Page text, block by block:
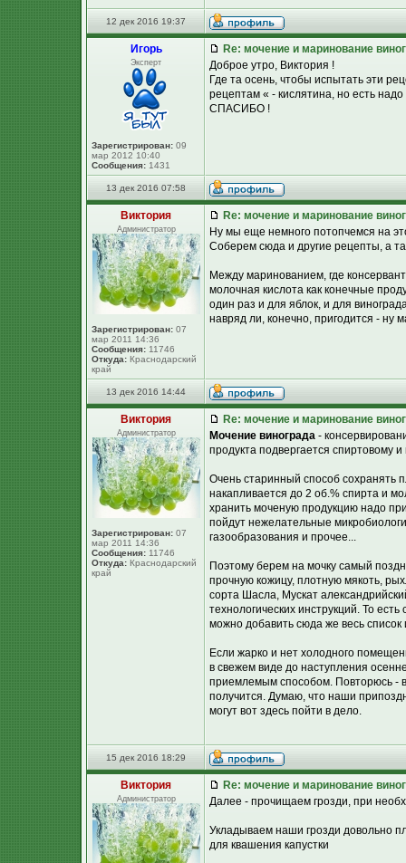
12 дек 2016 19:37
Игорь
Эксперт
Зарегистрирован: 09
мар 2012 10:40
Сообщения: 1431
Re: мочение и маринование
Доброе утро, Виктория !
Где та осень, чтобы испытать эти
рецептам « - кислятина, но есть
СПАСИБО !
13 дек 2016 07:58
Виктория
Администратор
Зарегистрирован: 07
мар 2011 14:36
Сообщения: 11746
Откуда: Краснодарский
край
Re: мочение и маринование
Ну мы еще немного потопчемся на
Соберем сюда и другие рецепты, а
Между маринованием, где
молочная кислота как конечные
один раз и для яблок, и для
навряд ли, конечно, пригодится - ну
13 дек 2016 14:44
Виктория
Администратор
Зарегистрирован: 07
мар 2011 14:36
Сообщения: 11746
Откуда: Краснодарский
край
Re: мочение и маринование
Мочение винограда -
продукта подвергается спиртовому
Очень старинный способ сохранять
накапливается до 2 об.% спирта и
хранить моченую продукцию надо
пойдут нежелательные
газообразования и прочее...
Поэтому берем на мочку самый
прочную кожицу, плотную мякоть,
сорта Шасла, Мускат
технологических инструкций. То
можно добавить сюда же весь
Если жарко и нет холодного
в свежем виде до наступления
приемлемым способом. Повторюсь -
получится. Думаю, что наши
могут вот здесь пойти в дело.
15 дек 2016 18:29
Виктория
Администратор
Re: мочение и маринование
Далее - прочищаем грозди, при
Укладываем наши грозди довольно
для квашения капустки